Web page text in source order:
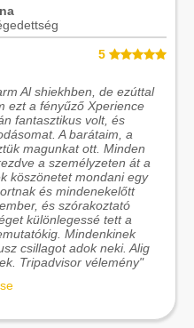
5
Al shiekhben, de ezúttal
ezt a fényűző Xperience
fantasztikus volt, és
A barátaim, a
magunkat ott. Minden
a személyzeten át a
köszönetet mondani egy
és mindenekelőtt
és szórakoztató
különlegessé tett a
Mindenkinek
csillagot adok neki. Alig
Tripadvisor vélemény"